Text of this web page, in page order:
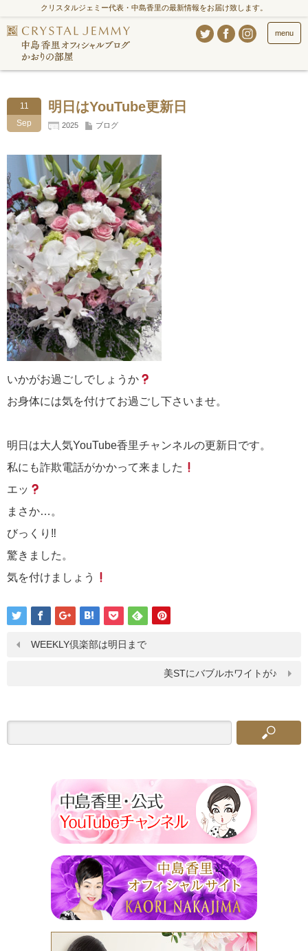
クリスタルジェミー代表・中島香里の最新情報をお届け致します。
menu
11
Sep
明日はYouTube更新日
2025 ブログ
いかがお過ごしでしょうか
お身体には気を付けてお過ごし下さいませ。
明日は大人気YouTube香里チャンネルの更新日です。
私にも詐欺電話がかかって来ました
エッ
まさか…。
びっくり‼
驚きました。
気を付けましょう
WEEKLY倶楽部は明日まで
美STにバブルホワイトが♪